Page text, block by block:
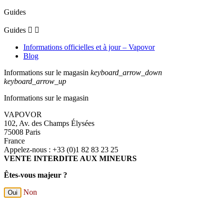
Guides
Guides  
Informations officielles et à jour – Vapovor
Blog
Informations sur le magasin keyboard_arrow_down
keyboard_arrow_up
Informations sur le magasin
VAPOVOR
102, Av. des Champs Élysées
75008 Paris
France
Appelez-nous : +33 (0)1 82 83 23 25
VENTE INTERDITE AUX MINEURS
Êtes-vous majeur ?
Oui Non